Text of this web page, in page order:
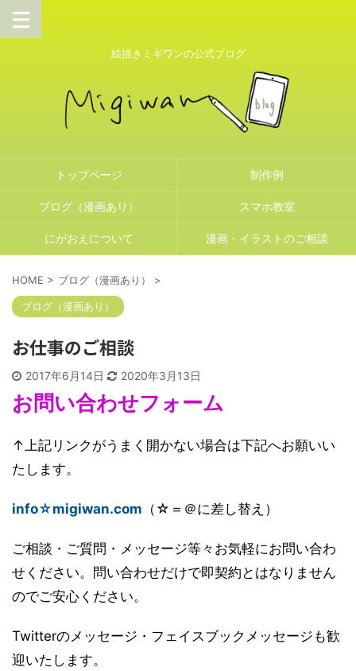
絵描きミギワンの公式ブログ
トップページ 制作例
ブログ（漫画あり） スマホ教室
にがおえについて 漫画・イラストのご相談
HOME > ブログ（漫画あり） >
ブログ（漫画あり）
お仕事のご相談
2017年6月14日 2020年3月13日
お問い合わせフォーム
↑上記リンクがうまく開かない場合は下記へお願いい
たします。
info☆migiwan.com （ ☆＝＠に差し替え）
ご相談・ご質問・メッセージ等々お気軽にお問い合わ
せください。問い合わせだけで即契約とはなりません
のでご安心ください。
Twitterのメッセージ・フェイスブックメッセージも歓
迎いたします。